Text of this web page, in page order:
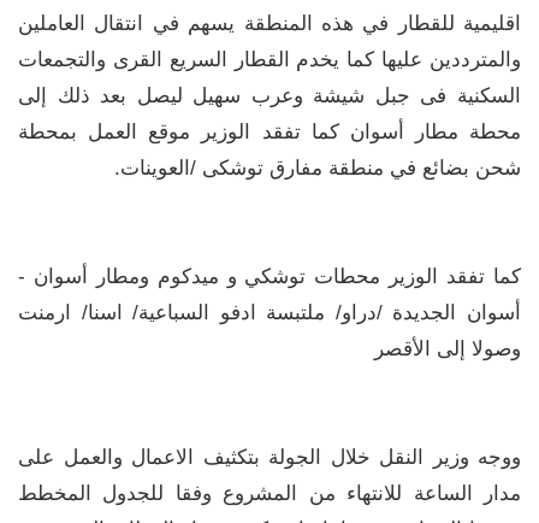
اقليمية للقطار في هذه المنطقة يسهم في انتقال العاملين
والمترددين عليها كما يخدم القطار السريع القرى والتجمعات
السكنية فى جبل شيشة وعرب سهيل ليصل بعد ذلك إلى
محطة مطار أسوان كما تفقد الوزير موقع العمل بمحطة
شحن بضائع في منطقة مفارق توشكى /العوينات.
كما تفقد الوزير محطات توشكي و ميدكوم ومطار أسوان -
أسوان الجديدة /دراو/ ملتبسة ادفو السباعية/ اسنا/ ارمنت
وصولا إلى الأقصر
ووجه وزير النقل خلال الجولة بتكثيف الاعمال والعمل على
مدار الساعة للانتهاء من المشروع وفقا للجدول المخطط